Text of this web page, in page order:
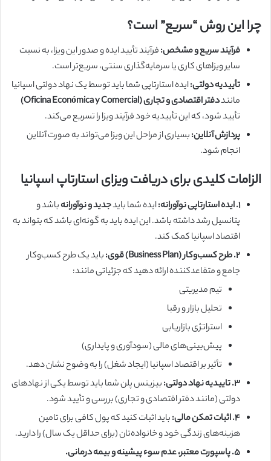
چرا این روش “سریع” است؟
فرآیند سریع و مشخص:فرآیند تأیید ایده و صدور این ویزا، به نسبت
سایر ویزاهای کاری یا سرمایه‌گذاری سنتی، سریع‌تر است.
تأییدیه دولتی:ایده استارتاپی شما باید توسط یک نهاد دولتی اسپانیا
ماننددفتر اقتصادی و تجاری (Oficina Económica y Comercial)
تأیید شود، که این تأییدیه خود فرآیند ویزا را تسریع می‌کند.
پردازش آنلاین:بسیاری از مراحل این ویزا می‌تواند به صورت آنلاین
انجام شود.
الزامات کلیدی برای دریافت ویزای استارتاپ اسپانیا
۱. ایده استارتاپی نوآورانه: ایده شما بایدجدید و نوآورانهباشد و
پتانسیل رشد داشته باشد. این ایده باید به گونه‌ای باشد که بتواند به
اقتصاد اسپانیا کمک کند.
۲. طرح کسب‌وکار (Business Plan) قوی:
باید یک طرح کسب‌وکار
جامع و متقاعدکننده ارائه دهید که جزئیاتی مانند:
تیم مدیریتی
تحلیل بازار و رقبا
استراتژی بازاریابی
پیش‌بینی‌های مالی (سودآوری و پایداری)
تأثیر بر اقتصاد اسپانیا (ایجاد شغل) را به وضوح نشان دهد.
۳. تاییدیه نهاد دولتی:
بیزینس پلن شما باید توسط یکی از نهادهای
دولتی (مانند دفتر اقتصادی و تجاری) بررسی و تأیید شود.
۴. اثبات تمکن مالی:
باید اثبات کنید که پول کافی برای تامین
هزینه‌های زندگی خود و خانواده‌تان (برای حداقل یک سال) را دارید.
۵. پاسپورت معتبر، عدم سوء پیشینه و بیمه درمانی.